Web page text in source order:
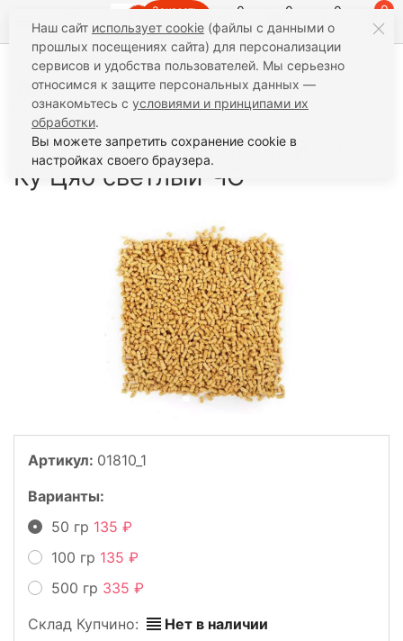
Заказать
звонок
0 0 0 0
Чай Травы и добавки
Тайваньский гречишный
чай Ку Цяо светлый ЧС
Тайваньский гречишный чай
Ку Цяо светлый ЧС
Артикул: 01810_1
Варианты:
50 гр 135
100 гр 135
500 гр 335
Склад Купчино:
Нет в наличии
Наш сайт использует cookie (файлы с данными о
прошлых посещениях сайта) для персонализации
сервисов и удобства пользователей. Мы серьезно
относимся к защите персональных данных —
ознакомьтесь с условиями и принципами их
обработки.
Вы можете запретить сохранение cookie в
настройках своего браузера.